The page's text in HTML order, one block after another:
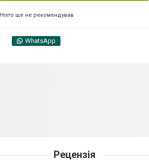
Ніхто ще не рекомендував
WhatsApp
Рецензія